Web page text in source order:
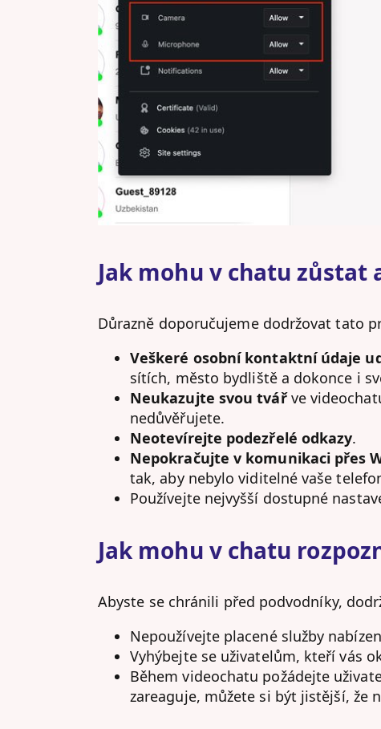
Jak mohu v chatu zůstat
Důrazně doporučujeme dodržovat tato
Veškeré osobní kontaktní údaje
sítích, město bydliště a dokonce i
Neukazujte svou tvářve
nedůvěřujete.
Neotevírejte podezřelé odkazy.
Nepokračujte v komunikaci přes
tak, aby nebylo viditelné vaše
Používejte nejvyšší dostupné
Jak mohu v chatu
Abyste se chránili před podvodníky,
Nepoužívejte placené služby
Vyhýbejte se uživatelům, kteří vás
Během videochatu požádejte
zareaguje, můžete si být jistější, že